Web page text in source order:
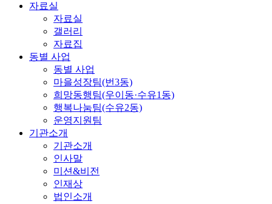
자료실
자료실
갤러리
자료집
동별 사업
동별 사업
마을성장팀(번3동)
희망동행팀(우이동·수유1동)
행복나눔팀(수유2동)
운영지원팀
기관소개
기관소개
인사말
미션&비전
인재상
법인소개